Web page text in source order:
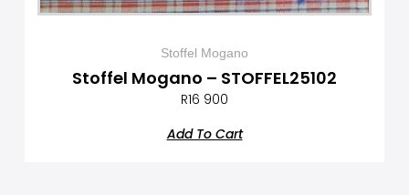
Stoffel Mogano
Stoffel Mogano – STOFFEL25102
R16 900
Add To Cart